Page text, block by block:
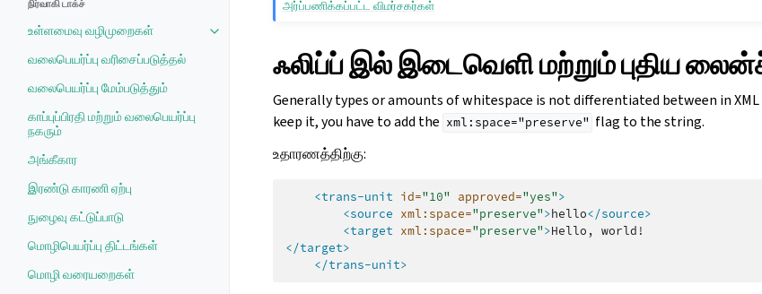
நிர்வாகி டாக்ச்
உள்ளமைவு வழிமுறைகள்
Toggle navigation of உள்ளமைவு வழிமுறைகள்
வலைபெயர்ப்பு வரிசைப்படுத்தல்
வலைபெயர்ப்பு மேம்படுத்தும்
காப்புப்பிரதி மற்றும் வலைபெயர்ப்பு
நகரும்
அங்கீகார
இரண்டு காரணி ஏற்பு
நுழைவு கட்டுப்பாடு
மொழிபெயர்ப்பு திட்டங்கள்
மொழி வரையறைகள்
அர்ப்பணிக்கப்பட்ட விமர்சகர்கள்
ஃலிப்ப் இல் இடைவெளி மற்றும் புதிய
Generally types or amounts of whitespace is not differentiated between in
keep it, you have to add the xml:space="preserve" flag to the string.
உதாரணத்திற்கு:
<trans-unit id="10" approved="yes">
<source xml:space="preserve">hello</source>
<target xml:space="preserve">Hello,
</target>
</trans-unit>